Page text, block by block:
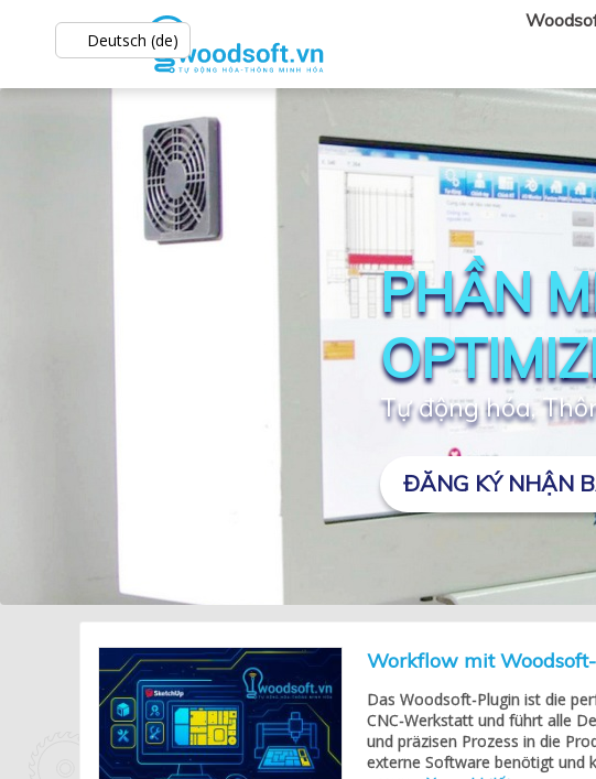
PHẦN
Tự động hóa,
ĐĂNG KÝ NHẬN
Workflow mit
Das Woodsoft-Plugin ist die
CNC-Werkstatt und führt alle
und präzisen Prozess in die
externe Software benötigt und
Deutsch (de)